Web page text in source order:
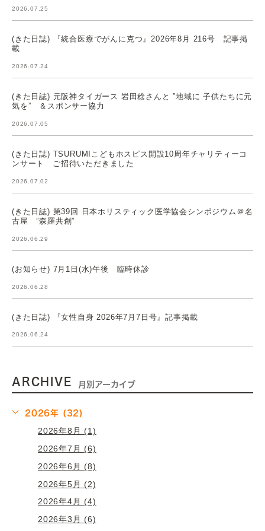
2026.07.25
(きた日誌) 『統合医療でがんに克つ』2026年8月 216号 記事掲
載
2026.07.24
(きた日誌) 元阪神タイガース 岩田稔さんと ”地域に 子供たちに元
気を” ＆スポンサー協力
2026.07.05
(きた日誌) TSURUMIこどもホスピス開設10周年チャリティーコ
ンサート ご招待いただきました
2026.07.02
(きた日誌) 第39回 日本ホリスティック医学協会シンポジウム＠名
古屋 ”森羅共創”
2026.06.29
(お知らせ) 7月1日(水)午後 臨時休診
2026.06.28
(きた日誌) 『女性自身 2026年7月7日号』記事掲載
2026.06.24
ARCHIVE 月別アーカイブ
2026年 (32)
2026年8月 (1)
2026年7月 (6)
2026年6月 (8)
2026年5月 (2)
2026年4月 (4)
2026年3月 (6)